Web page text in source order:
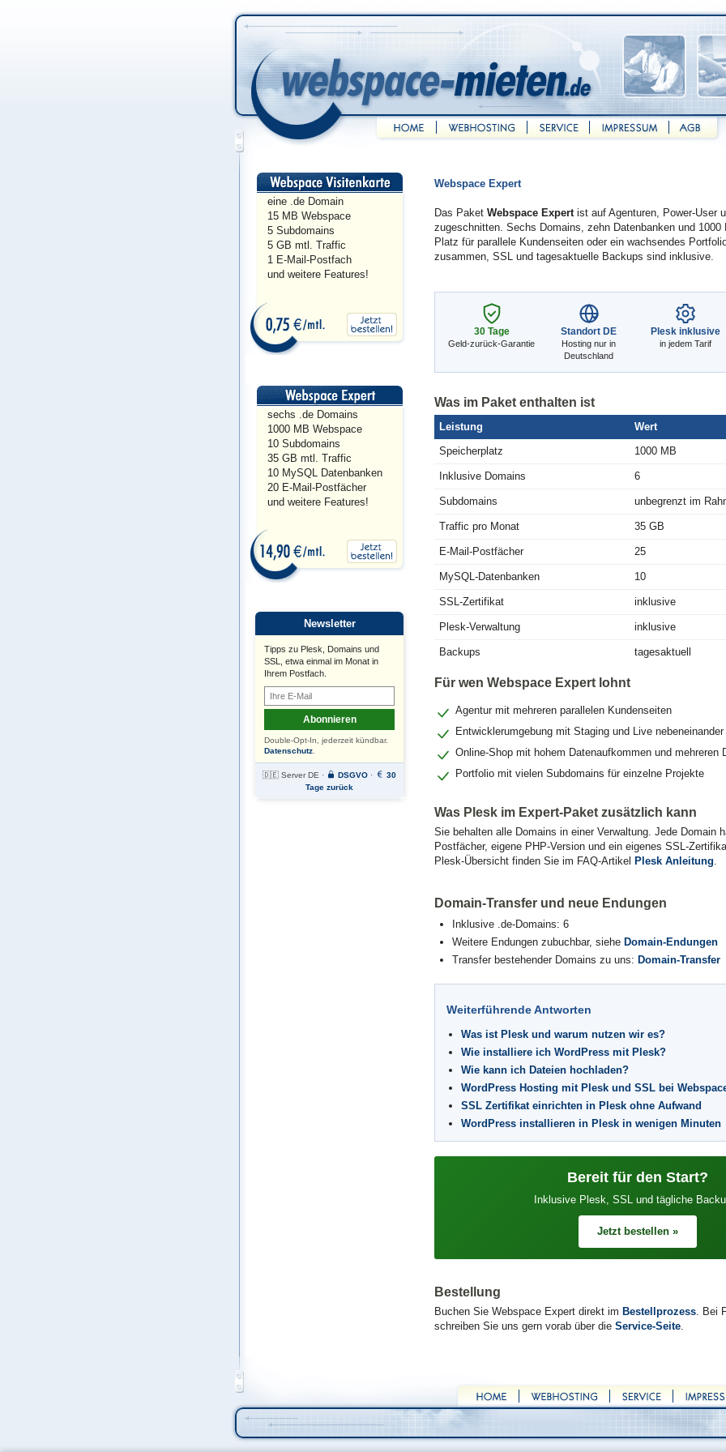
eine .de Domain
15 MB Webspace
5 Subdomains
5 GB mtl. Traffic
1 E-Mail-Postfach
und weitere Features!
sechs .de Domains
1000 MB Webspace
10 Subdomains
35 GB mtl. Traffic
10 MySQL Datenbanken
20 E-Mail-Postfächer
und weitere Features!
Newsletter
Tipps zu Plesk, Domains und
SSL, etwa einmal im Monat in
Ihrem Postfach.
Abonnieren
Double-Opt-In, jederzeit kündbar.
Datenschutz
🇩🇪 Server DE · DSGVO ·
30
Tage zurück
Webspace Expert
Das Paket Webspace Expertist auf Agenturen, Power-User
zugeschnitten. Sechs Domains, zehn Datenbanken und 1000
Platz für parallele Kundenseiten oder ein wachsendes
zusammen, SSL und tagesaktuelle Backups sind inklusive.
30 Tage
Geld-zurück-Garantie
Standort DE
Hosting nur in
Deutschland
Plesk inklusive
in jedem Tarif
Was im Paket enthalten ist
Leistung
Wert
Speicherplatz
1000 MB
Inklusive Domains 6
Subdomains unbegrenzt im
Traffic pro Monat 35 GB
E-Mail-Postfächer 25
MySQL-Datenbanken 10
SSL-Zertifikat inklusive
Plesk-Verwaltung inklusive
Backups tagesaktuell
Für wen Webspace Expert lohnt
Agentur mit mehreren parallelen Kundenseiten
Entwicklerumgebung mit Staging und Live nebeneinander
Online-Shop mit hohem Datenaufkommen und mehreren
Portfolio mit vielen Subdomains für einzelne Projekte
Was Plesk im Expert-Paket zusätzlich kann
Sie behalten alle Domains in einer Verwaltung. Jede Domain
Postfächer, eigene PHP-Version und ein eigenes SSL-
Plesk-Übersicht finden Sie im FAQ-Artikel Plesk Anleitung.
Domain-Transfer und neue Endungen
Inklusive .de-Domains: 6
Weitere Endungen zubuchbar, siehe Domain-Endungen
Transfer bestehender Domains zu uns: Domain-Transfer
Weiterführende Antworten
Was ist Plesk und warum nutzen wir es?
Wie installiere ich WordPress mit Plesk?
Wie kann ich Dateien hochladen?
WordPress Hosting mit Plesk und SSL bei
SSL Zertifikat einrichten in Plesk ohne Aufwand
WordPress installieren in Plesk in wenigen Minuten
Bereit für den Start?
Inklusive Plesk, SSL und tägliche
Jetzt bestellen »
Bestellung
Buchen Sie Webspace Expert direkt im Bestellprozess. Bei
schreiben Sie uns gern vorab über die Service-Seite.